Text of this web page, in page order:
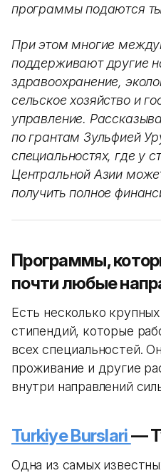
программы подаются
При этом многие
поддерживают другие
здравоохранение,
сельское хозяйство и
управление.
по грантам Зульфией
специальностях, где у
Центральной Азии
получить полное
Программы,
почти любые
Есть несколько
стипендий, которые
всех специальностей.
проживание и другие
внутри направлений
Turkiye Burslari—
Одна из самых